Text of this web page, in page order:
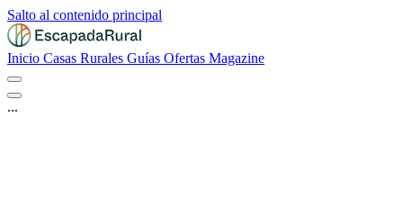
Salto al contenido principal
Inicio Casas Rurales Guías Ofertas Magazine
...